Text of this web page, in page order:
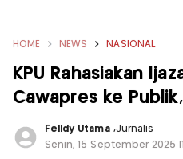
HOME NEWS NASIONAL
KPU Rahasiakan
Cawapres ke
Felldy Utama ,Jurnalis
Senin, 15 September 2025